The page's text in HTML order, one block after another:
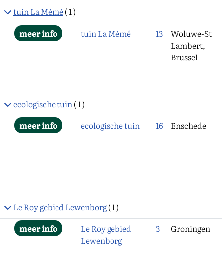
tuin La Mémé( 1 )
tuin La Mémé
13
Woluwe-St
Lambert,
Brussel
ecologische tuin( 1 )
ecologische tuin
16 Enschede
Le Roy gebied Lewenborg( 1 )
Le Roy gebied
Lewenborg
3 Groningen